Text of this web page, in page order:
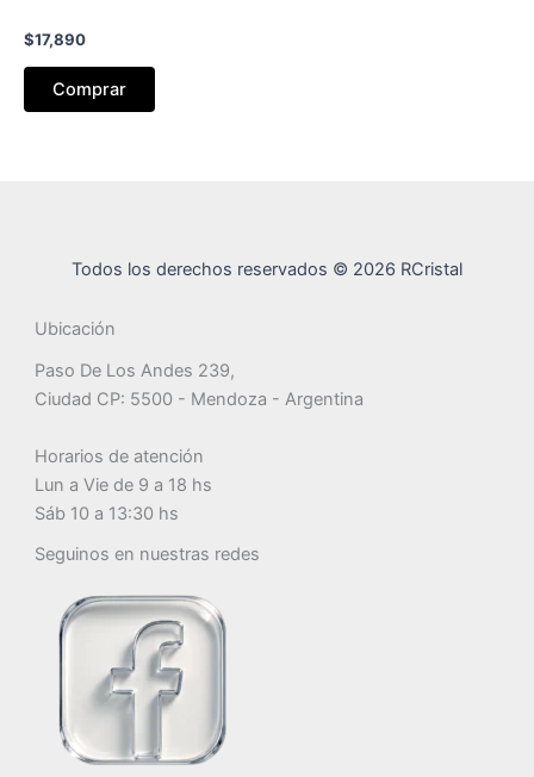
$17,890
Comprar
Todos los derechos reservados © 2026 RCristal
Ubicación
Paso De Los Andes 239,
Ciudad CP: 5500 - Mendoza - Argentina
Horarios de atención
Lun a Vie de 9 a 18 hs
Sáb 10 a 13:30 hs
Seguinos en nuestras redes